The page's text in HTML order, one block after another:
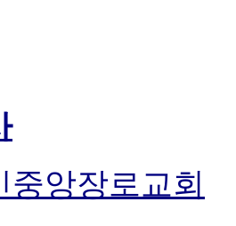
중앙장로교회